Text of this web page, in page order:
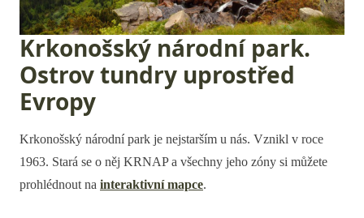
Krkonošský národní park.
Ostrov tundry uprostřed
Evropy
Krkonošský národní park je nejstarším u nás. Vznikl v roce
1963. Stará se o něj KRNAP a všechny jeho zóny si můžete
prohlédnout na interaktivní mapce.